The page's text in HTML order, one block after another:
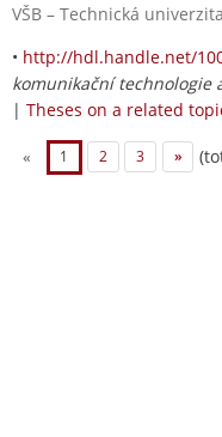
VŠB – Technická
• http://hdl.handle.net/
komunikační technologie
| Theses on a related
« 1 2 3 »